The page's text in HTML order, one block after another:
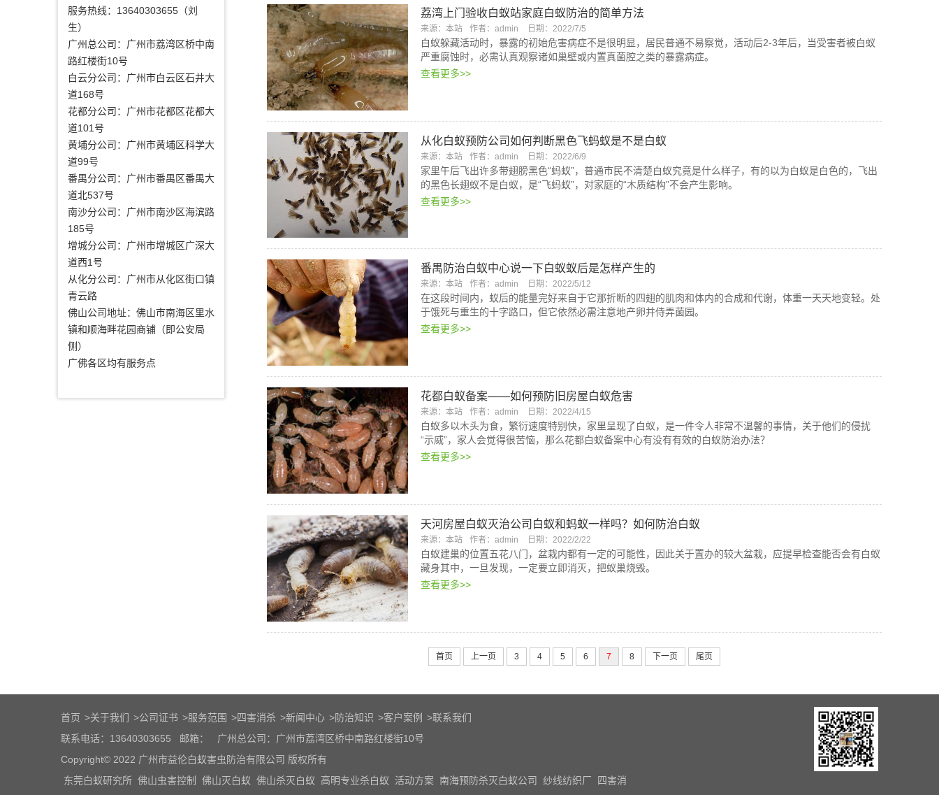
服务热线：13640303655（刘
生）
广州总公司：广州市荔湾区桥中南
路红楼街10号
白云分公司：广州市白云区石井大
道168号
花都分公司：广州市花都区花都大
道101号
黄埔分公司：广州市黄埔区科学大
道99号
番禺分公司：广州市番禺区番禺大
道北537号
南沙分公司：广州市南沙区海滨路
185号
增城分公司：广州市增城区广深大
道西1号
从化分公司：广州市从化区街口镇
青云路
佛山公司地址：佛山市南海区里水
镇和顺海畔花园商铺（即公安局
侧）
广佛各区均有服务点
荔湾上门验收白蚁站家庭白蚁防治的简单方法
来源：本站 作者：admin 日期：2022/7/5
白蚁躲藏活动时，暴露的初始危害病症不是很明显，居民普通不易察觉，活动后2-3年后，当受害者被白蚁
严重腐蚀时，必需认真观察诸如巢壁或内置真菌腔之类的暴露病症。
查看更多>>
从化白蚁预防公司如何判断黑色飞蚂蚁是不是白蚁
来源：本站 作者：admin 日期：2022/6/9
家里午后飞出许多带翅膀黑色“蚂蚁”，普通市民不清楚白蚁究竟是什么样子，有的以为白蚁是白色的，飞出
的黑色长翅蚁不是白蚁，是“飞蚂蚁”，对家庭的“木质结构”不会产生影响。
查看更多>>
番禺防治白蚁中心说一下白蚁蚁后是怎样产生的
来源：本站 作者：admin 日期：2022/5/12
在这段时间内，蚁后的能量完好来自于它那折断的四翅的肌肉和体内的合成和代谢，体重一天天地变轻。处
于饿死与重生的十字路口，但它依然必需注意地产卵并侍弄菌园。
查看更多>>
花都白蚁备案——如何预防旧房屋白蚁危害
来源：本站 作者：admin 日期：2022/4/15
白蚁多以木头为食，繁衍速度特别快，家里呈现了白蚁，是一件令人非常不温馨的事情，关于他们的侵扰
“示威”，家人会觉得很苦恼，那么花都白蚁备案中心有没有有效的白蚁防治办法？
查看更多>>
天河房屋白蚁灭治公司白蚁和蚂蚁一样吗？如何防治白蚁
来源：本站 作者：admin 日期：2022/2/22
白蚁建巢的位置五花八门，盆栽内都有一定的可能性，因此关于置办的较大盆栽，应提早检查能否会有白蚁
藏身其中，一旦发现，一定要立即消灭，把蚁巢烧毁。
查看更多>>
首页 上一页 3 4 5 6 7 8 下一页 尾页
首页 >关于我们 >公司证书 >服务范围 >四害消杀 >新闻中心 >防治知识 >客户案例 >联系我们
联系电话：13640303655
邮箱：
广州总公司：广州市荔湾区桥中南路红楼街10号
Copyright© 2022 广州市益伦白蚁害虫防治有限公司 版权所有
东莞白蚁研究所 佛山虫害控制 佛山灭白蚁 佛山杀灭白蚁 高明专业杀白蚁 活动方案 南海预防杀灭白蚁公司 纱线纺织厂 四害消